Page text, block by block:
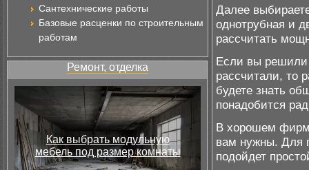
Сантехнические работы
Базовые расценки по строительным
работам
Ремонт, отделка
Как выбрать модульную
мебель под размер комнаты
Далее
однотрубная и
рассчитать
Если вы
рассчитали, то
будете знать
понадобится
В хорошем
вам нужны. Для
подойдет